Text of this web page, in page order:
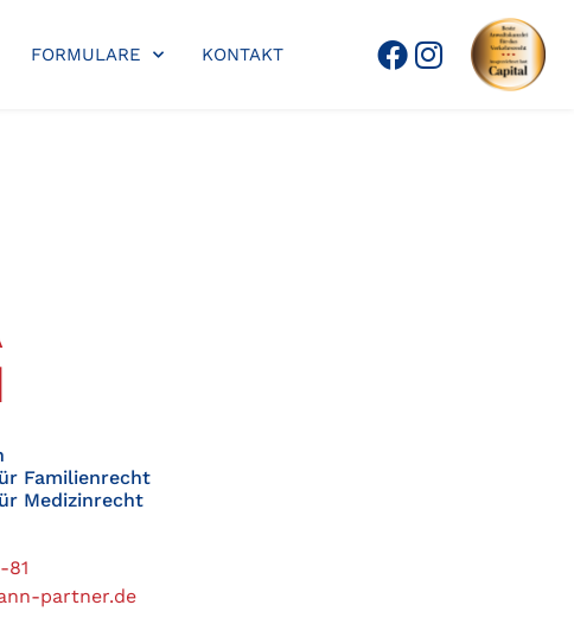
FORMULARE KONTAKT
Familienrecht
Medizinrecht
81
partner.de